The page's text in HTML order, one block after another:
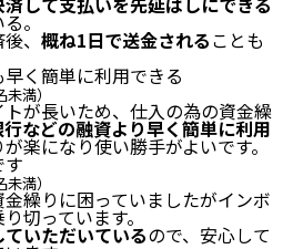
。
、 概ね1日で送金されることも
早く簡単に利用できる
満）
が長いため、仕入の為の資金繰
などの融資より早く簡単に利用
楽になり使い勝手がよいです。
す
満）
繰りに困っていましたがインボ
切っています。
いただいているので、安心して